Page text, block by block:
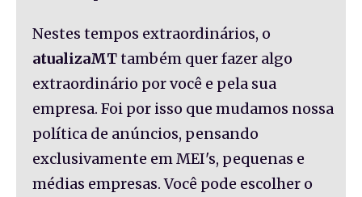
Nestes tempos extraordinários, o
atualizaMTtambém quer fazer algo
extraordinário por você e pela sua
empresa. Foi por isso que mudamos nossa
política de anúncios, pensando
exclusivamente em MEI's, pequenas e
médias empresas. Você pode escolher o